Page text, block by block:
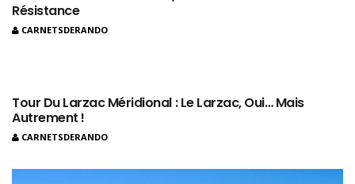
Résistance
CARNETSDERANDO
Tour Du Larzac Méridional : Le Larzac, Oui… Mais
Autrement !
CARNETSDERANDO